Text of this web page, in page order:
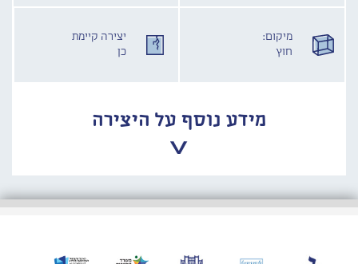
מיקום:
חוץ
יצירה קיימת
כן
מידע נוסף על היצירה